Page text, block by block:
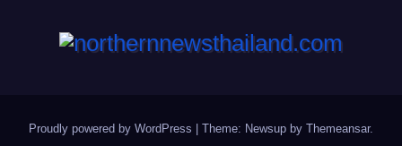
Proudly powered by WordPress Theme: Newsup by Themeansar.